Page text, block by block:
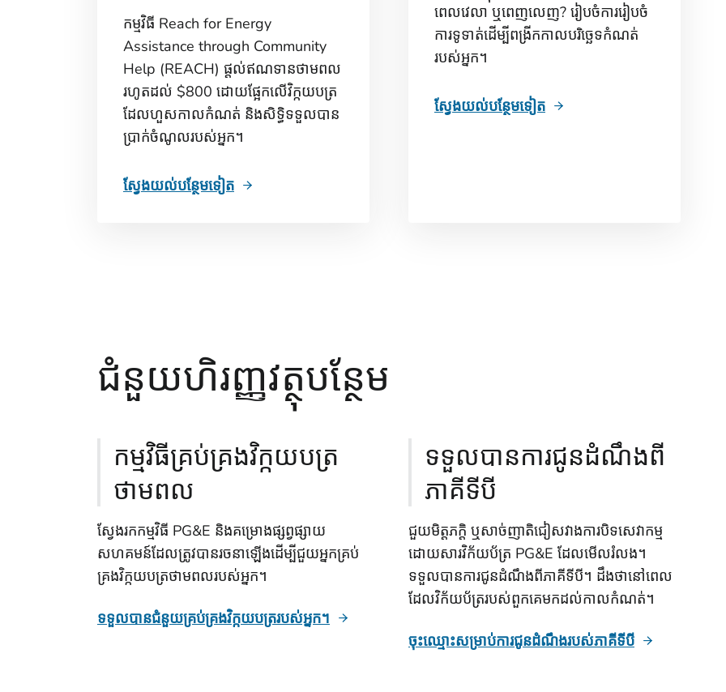
កម្មវិធី Reach for Energy
Assistance through Community
Help (REACH) ផ្តល់ឥណទានថាមពល
រហូតដល់ $800 ដោយផ្អែកលើវិក្កយបត្រ
ដែលហួសកាលកំណត់ និងសិទ្ធិទទួលបាន
ប្រាក់ចំណូលរបស់អ្នក។
ស្វែងយល់បន្ថែមទៀត
ពេលវេលា ឬពេញលេញ? រៀបចំការរៀបចំ
ការទូទាត់ដើម្បីពង្រីកកាលបរិច្ឆេទកំណត់
របស់អ្នក។
ស្វែងយល់បន្ថែមទៀត
ជំនួយហិរញ្ញវត្ថុបន្ថែម
កម្មវិធីគ្រប់គ្រងវិក្កយបត្រ
ថាមពល
ស្វែងរកកម្មវិធី PG&E និងគម្រោងផ្សព្វផ្សាយ
សហគមន៍ដែលត្រូវបានរចនាឡើងដើម្បីជួយអ្នកគ្រប់
គ្រងវិក្កយបត្រថាមពលរបស់អ្នក។
ទទួលបានជំនួយគ្រប់គ្រងវិក្កយបត្ររបស់អ្នក។
ទទួលបានការជូនដំណឹងពី
ភាគីទីបី
ជួយមិត្តភក្តិ ឬសាច់ញាតិជៀសវាងការបិទសេវាកម្ម
ដោយសារវិក័យប័ត្រ PG&E ដែលមើលរំលង។
ទទួលបានការជូនដំណឹងពីភាគីទីបី។ ដឹងថានៅពេល
ដែលវិក័យប័ត្ររបស់ពួកគេមកដល់កាលកំណត់។
ចុះឈ្មោះសម្រាប់ការជូនដំណឹងរបស់ភាគីទីបី